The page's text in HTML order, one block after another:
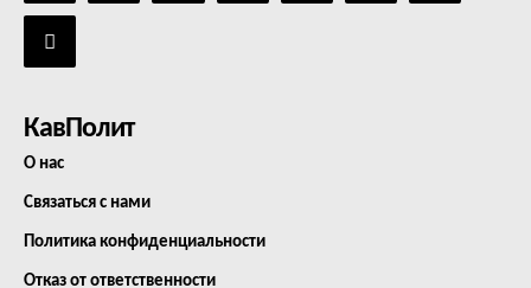
КавПолит
О нас
Связаться с нами
Политика конфиденциальности
Отказ от ответственности